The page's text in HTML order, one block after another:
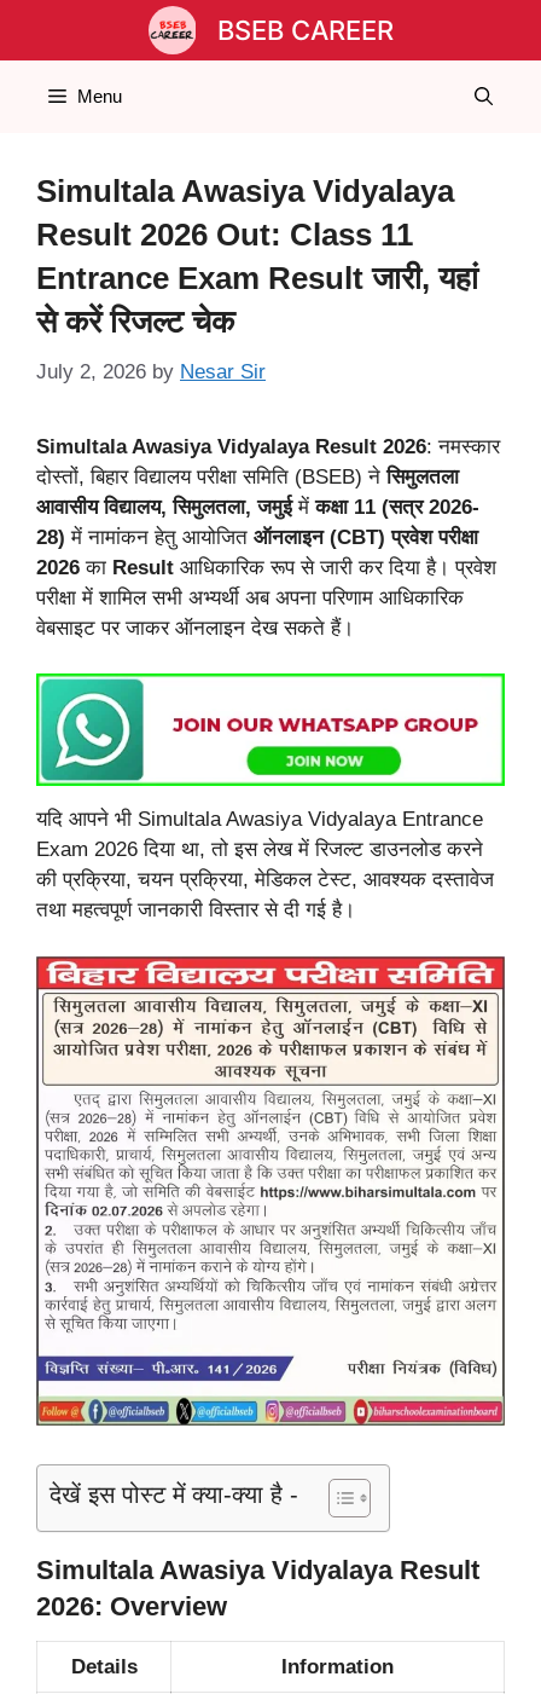
BSEB CAREER
Menu
Simultala Awasiya Vidyalaya
Result 2026 Out: Class 11
Entrance Exam Result जारी, यहां
से करें रिजल्ट चेक
July 2, 2026 by Nesar Sir
Simultala Awasiya Vidyalaya Result 2026: नमस्कार
दोस्तों, बिहार विद्यालय परीक्षा समिति (BSEB) नेसिमुलतला
आवासीय विद्यालय, सिमुलतला, जमुईमेंकक्षा 11 (सत्र 2026-
28) में नामांकन हेतु आयोजित ऑनलाइन (CBT) प्रवेश परीक्षा
2026 का Result आधिकारिक रूप से जारी कर दिया है। प्रवेश
परीक्षा में शामिल सभी अभ्यर्थी अब अपना परिणाम आधिकारिक
वेबसाइट पर जाकर ऑनलाइन देख सकते हैं।
यदि आपने भी Simultala Awasiya Vidyalaya Entrance
Exam 2026 दिया था, तो इस लेख में रिजल्ट डाउनलोड करने
की प्रक्रिया, चयन प्रक्रिया, मेडिकल टेस्ट, आवश्यक दस्तावेज
तथा महत्वपूर्ण जानकारी विस्तार से दी गई है।
देखें इस पोस्ट में क्या-क्या है -
Simultala Awasiya Vidyalaya Result
2026: Overview
Details Information